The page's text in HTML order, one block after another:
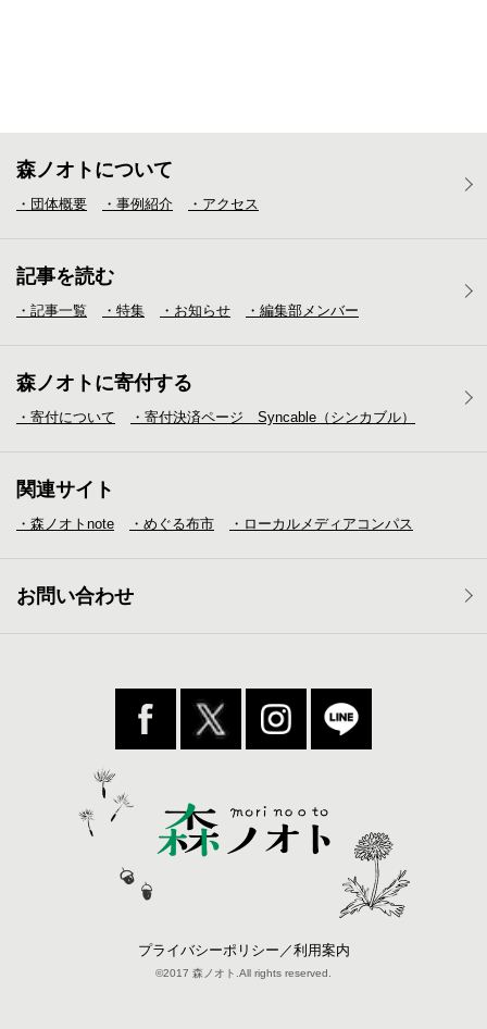
森ノオトについて
・団体概要 ・事例紹介 ・アクセス
記事を読む
・記事一覧 ・特集 ・お知らせ ・編集部メンバー
森ノオトに寄付する
・寄付について ・寄付決済ページ Syncable（シンカブル）
関連サイト
・森ノオトnote ・めぐる布市 ・ローカルメディア コンパス
お問い合わせ
プライバシーポリシー／利用案内
©2017 森ノオト.All rights reserved.